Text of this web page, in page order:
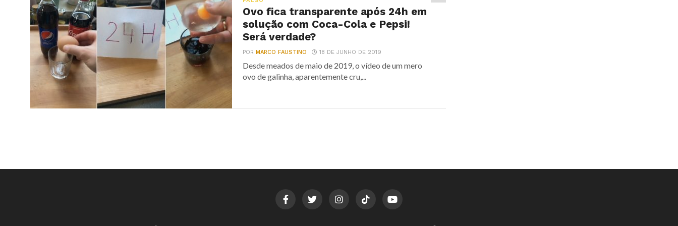
Ovo fica transparente após 24h em
solução com Coca-Cola e Pepsi!
Será verdade?
PORMARCO FAUSTINO 18 DE JUNHO DE 2019
Desde meados de maio de 2019, o vídeo de um mero
ovo de galinha, aparentemente cru,...